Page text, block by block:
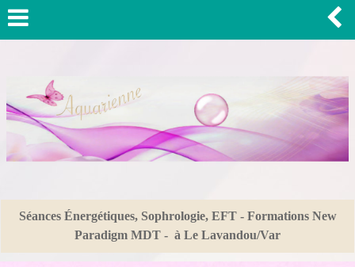
Séances Énergétiques, Sophrologie, EFT - Formations New
Paradigm MDT - à Le Lavandou/Var